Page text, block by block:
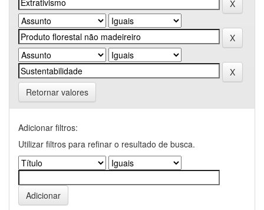
Retornar valores
Adicionar filtros:
Utilizar filtros para refinar o resultado de busca.